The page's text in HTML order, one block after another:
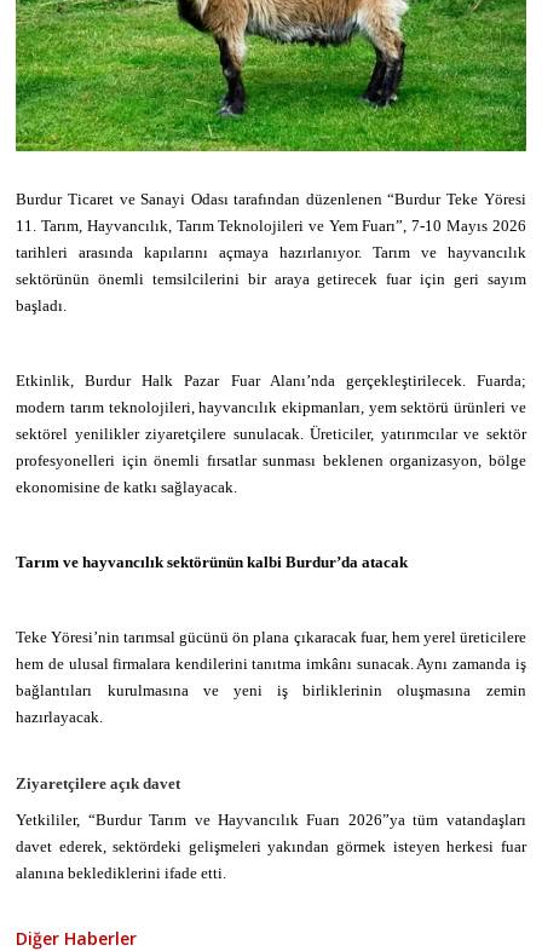
Burdur Ticaret ve Sanayi Odası tarafından düzenlenen “Burdur Teke Yöresi
11. Tarım, Hayvancılık, Tarım Teknolojileri ve Yem Fuarı”, 7-10 Mayıs 2026
tarihleri arasında kapılarını açmaya hazırlanıyor. Tarım ve hayvancılık
sektörünün önemli temsilcilerini bir araya getirecek fuar için geri sayım
başladı.
Etkinlik, Burdur Halk Pazar Fuar Alanı’nda gerçekleştirilecek. Fuarda;
modern tarım teknolojileri, hayvancılık ekipmanları, yem sektörü ürünleri ve
sektörel yenilikler ziyaretçilere sunulacak. Üreticiler, yatırımcılar ve sektör
profesyonelleri için önemli fırsatlar sunması beklenen organizasyon, bölge
ekonomisine de katkı sağlayacak.
Tarım ve hayvancılık sektörünün kalbi Burdur’da atacak
Teke Yöresi’nin tarımsal gücünü ön plana çıkaracak fuar, hem yerel üreticilere
hem de ulusal firmalara kendilerini tanıtma imkânı sunacak. Aynı zamanda iş
bağlantıları kurulmasına ve yeni iş birliklerinin oluşmasına zemin
hazırlayacak.
Ziyaretçilere açık davet
Yetkililer, “Burdur Tarım ve Hayvancılık Fuarı 2026”ya tüm vatandaşları
davet ederek, sektördeki gelişmeleri yakından görmek isteyen herkesi fuar
alanına beklediklerini ifade etti.
Diğer Haberler